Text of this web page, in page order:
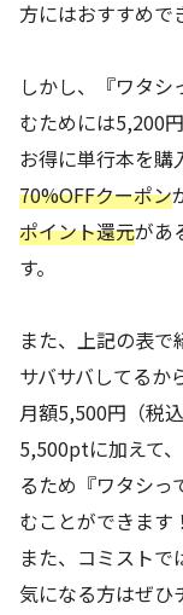
まんが王国
U-NEXT
DMMブックス
漫画全巻ドット
コミックシーモ
ア
ブックウォーカ
ー(BOOK
WALKER)
めちゃコミック
(めちゃコミ)
方にはおすすめで
しかし、『ワタ
むためには5,200
お得に単行本を購
70%OFFクーポン
ポイント還元があ
す。
また、上記の表で
サバサバしてるか
月額5,500円（税
5,500ptに加えて
るため『ワタシっ
むことができます！
また、コミストで
気になる方はぜひ